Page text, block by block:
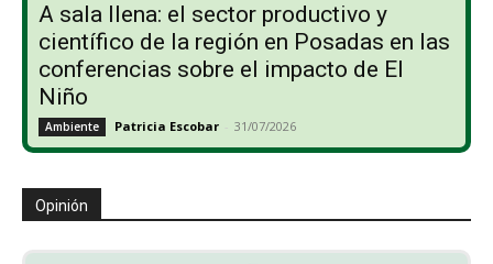
A sala llena: el sector productivo y
científico de la región en Posadas en las
conferencias sobre el impacto de El
Niño
Ambiente Patricia Escobar - 31/07/2026
Opinión